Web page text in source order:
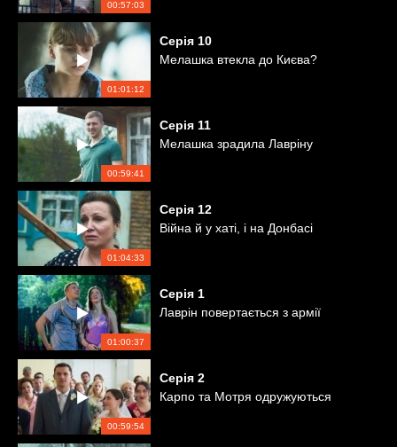
00:57:03
01:01:12
Серія 10
Мелашка втекла до Києва?
00:59:41
Серія 11
Мелашка зрадила Лавріну
01:04:33
Серія 12
Війна й у хаті, і на Донбасі
01:00:37
Серія 1
Лаврін повертається з армії
00:59:54
Серія 2
Карпо та Мотря одружуються